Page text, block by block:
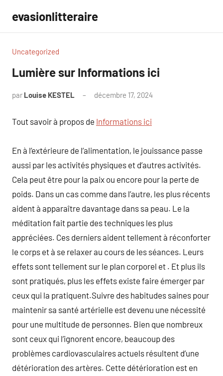
contenu
evasionlitteraire
Uncategorized
Lumière sur Informations ici
par Louise KESTEL décembre 17, 2024
Tout savoir à propos de Informations ici
En à l’extérieure de l’alimentation, le jouissance passe
aussi par les activités physiques et d’autres activités.
Cela peut être pour la paix ou encore pour la perte de
poids. Dans un cas comme dans l’autre, les plus récents
aident à apparaître davantage dans sa peau. Le la
méditation fait partie des techniques les plus
appréciées. Ces derniers aident tellement à réconforter
le corps et à se relaxer au cours de les séances. Leurs
effets sont tellement sur le plan corporel et . Et plus ils
sont pratiqués, plus les effets existe faire émerger par
ceux qui la pratiquent.Suivre des habitudes saines pour
maintenir sa santé artérielle est devenu une nécessité
pour une multitude de personnes. Bien que nombreux
sont ceux qui l’ignorent encore, beaucoup des
problèmes cardiovasculaires actuels résultent d’une
détérioration des artères. Cette détérioration est en